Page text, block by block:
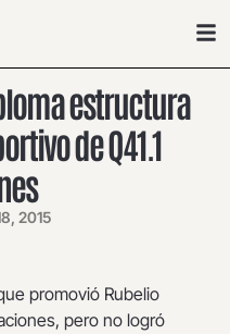
estructura
de Q41.1
2015
promovió Rubelio
pero no logró